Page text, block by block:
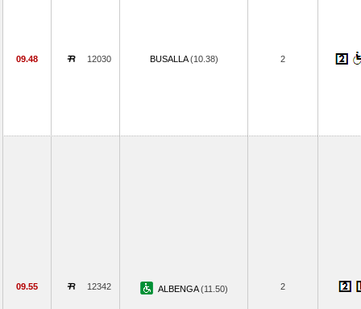
09.48 12030 BUSALLA(10.38) 2
09.55 12342 ALBENGA(11.50) 2